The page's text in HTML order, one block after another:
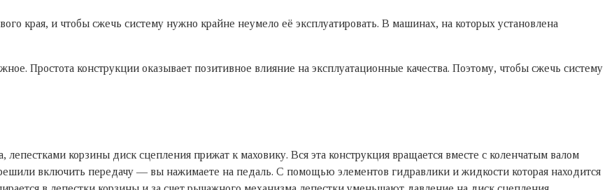
края, и чтобы сжечь систему нужно крайне неумело её эксплуатировать. В машинах, на которых установлена
Простота конструкции оказывает позитивное влияние на эксплуатационные качества. Поэтому, чтобы сжечь систему
корзины диск сцепления прижат к маховику. Вся эта конструкция вращается вместе с коленчатым валом
включить передачу — вы нажимаете на педаль. С помощью элементов гидравлики и жидкости которая находится